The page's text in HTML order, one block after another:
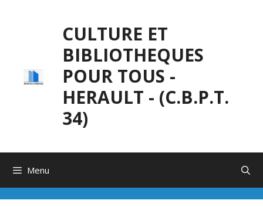
CULTURE ET
BIBLIOTHEQUES
POUR TOUS -
HERAULT - (C.B.P.T.
34)
Menu